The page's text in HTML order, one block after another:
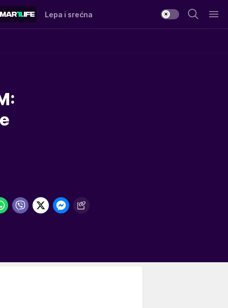
Lepa i srećna